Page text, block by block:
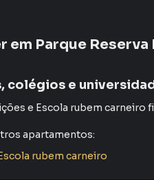
nos dias quentes;
, ideal para comemorações;
diversão para as
oportunidade de viver com
agora e agende sua visita.
em Parque
colégios e
e Escola rubem carneiro
apartamentos:
rubem carneiro